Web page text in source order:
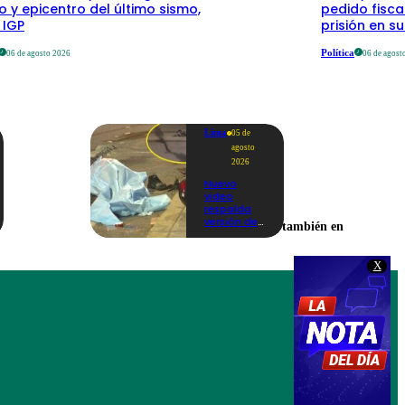
X
y epicentro del último sismo,
06 de agosto 2026
pedido
prisión en
Política 06 de
Lima 05 de
agosto
2026
Nuevo
video
respalda
versión de
delincuente
Encuéntranos también en